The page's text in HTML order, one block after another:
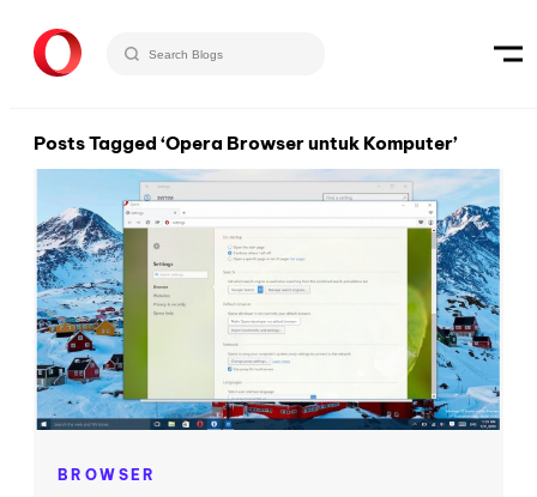
Posts Tagged ‘Opera Browser untuk Komputer’
BROWSER